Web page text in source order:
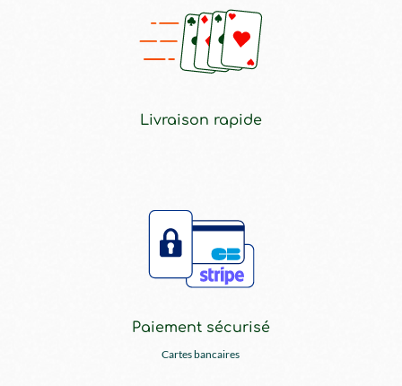
Livraison rapide
Paiement sécurisé
Cartes bancaires